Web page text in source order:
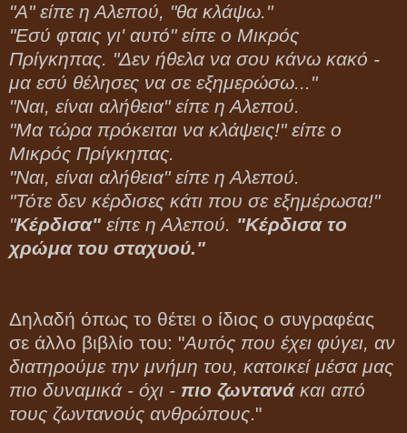
"Α" είπε η Αλεπού, "θα κλάψω."
"Εσύ φταις γι' αυτό" είπε ο Μικρός
Πρίγκηπας. "Δεν ήθελα να σου κάνω κακό -
μα εσύ θέλησες να σε εξημερώσω..."
"Ναι, είναι αλήθεια" είπε η Αλεπού.
"Μα τώρα πρόκειται να κλάψεις!" είπε ο
Μικρός Πρίγκηπας.
"Ναι, είναι αλήθεια" είπε η Αλεπού.
"Τότε δεν κέρδισες κάτι που σε εξημέρωσα!"
"Κέρδισα" είπε η Αλεπού. "Κέρδισα το
χρώμα του σταχυού."
Δηλαδή όπως το θέτει ο ίδιος ο συγραφέας
σε άλλο βιβλίο του: "Αυτός που έχει φύγει, αν
διατηρούμε την μνήμη του, κατοικεί μέσα μας
πιο δυναμικά - όχι - πιο ζωντανά και από
τους ζωντανούς ανθρώπους."